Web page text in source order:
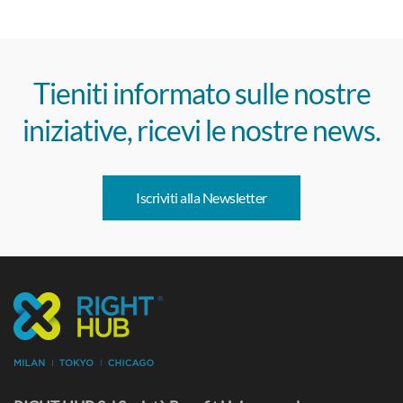
Tieniti informato sulle nostre
iniziative, ricevi le nostre news.
Iscriviti alla Newsletter